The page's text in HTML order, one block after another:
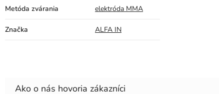
Metóda zvárania elektróda MMA
Značka ALFA IN